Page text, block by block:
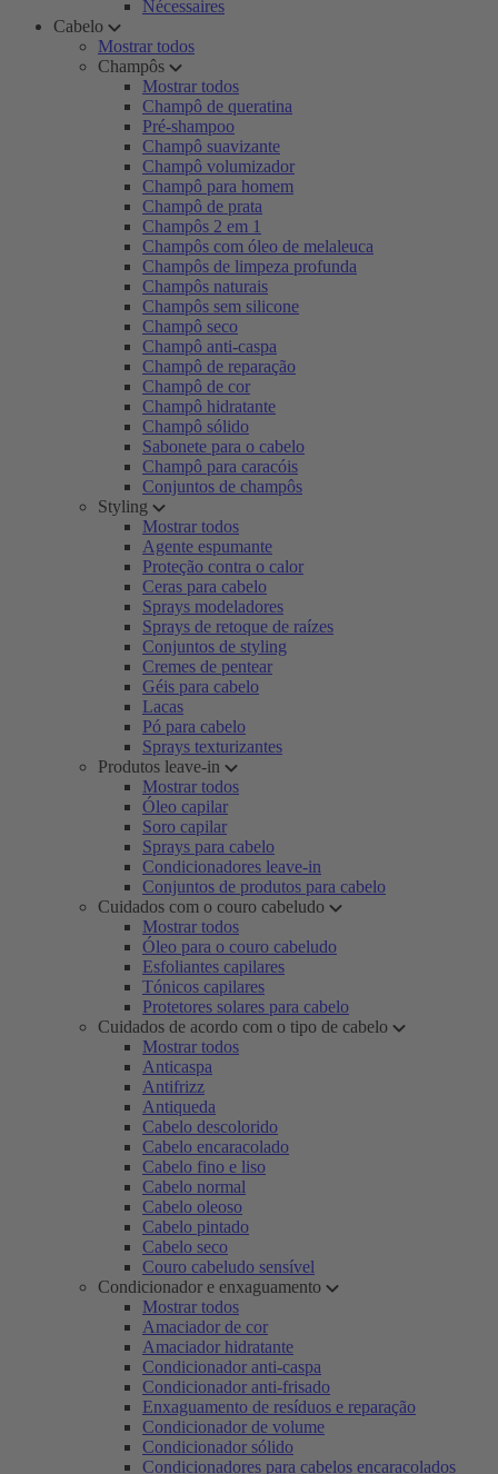
Nécessaires
Cabelo
Mostrar todos
Champôs
Mostrar todos
Champô de queratina
Pré-shampoo
Champô suavizante
Champô volumizador
Champô para homem
Champô de prata
Champôs 2 em 1
Champôs com óleo de melaleuca
Champôs de limpeza profunda
Champôs naturais
Champôs sem silicone
Champô seco
Champô anti-caspa
Champô de reparação
Champô de cor
Champô hidratante
Champô sólido
Sabonete para o cabelo
Champô para caracóis
Conjuntos de champôs
Styling
Mostrar todos
Agente espumante
Proteção contra o calor
Ceras para cabelo
Sprays modeladores
Sprays de retoque de raízes
Conjuntos de styling
Cremes de pentear
Géis para cabelo
Lacas
Pó para cabelo
Sprays texturizantes
Produtos leave-in
Mostrar todos
Óleo capilar
Soro capilar
Sprays para cabelo
Condicionadores leave-in
Conjuntos de produtos para cabelo
Cuidados com o couro cabeludo
Mostrar todos
Óleo para o couro cabeludo
Esfoliantes capilares
Tónicos capilares
Protetores solares para cabelo
Cuidados de acordo com o tipo de cabelo
Mostrar todos
Anticaspa
Antifrizz
Antiqueda
Cabelo descolorido
Cabelo encaracolado
Cabelo fino e liso
Cabelo normal
Cabelo oleoso
Cabelo pintado
Cabelo seco
Couro cabeludo sensível
Condicionador e enxaguamento
Mostrar todos
Amaciador de cor
Amaciador hidratante
Condicionador anti-caspa
Condicionador anti-frisado
Enxaguamento de resíduos e reparação
Condicionador de volume
Condicionador sólido
Condicionadores para cabelos encaracolados